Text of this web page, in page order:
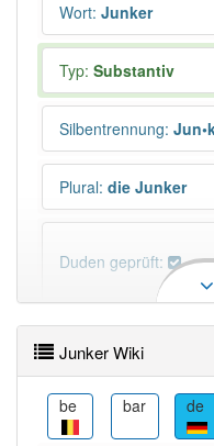
Wort: Junker
Typ: Substantiv
Silbentrennung:
Plural: die Junker
Duden geprüft:
Wörter, die mit "-ker"
Artikel:der.
Junker Wiki
be bar de